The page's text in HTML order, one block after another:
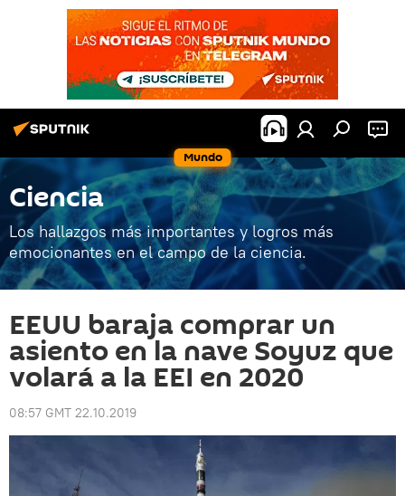
Mundo
Ciencia
Los hallazgos más importantes y logros más
emocionantes en el campo de la ciencia.
EEUU baraja comprar un
asiento en la nave Soyuz que
volará a la EEI en 2020
08:57 GMT 22.10.2019